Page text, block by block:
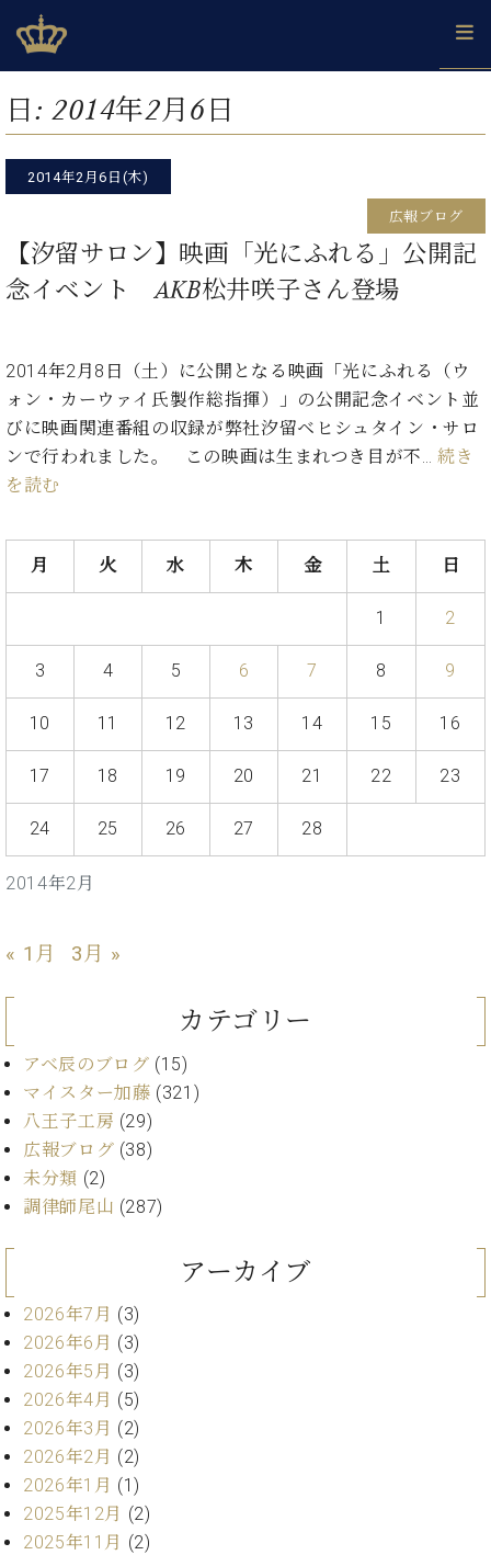
to
content
ベヒシュタインジャパン公式サイト
BECHSTEIN JAPAN Official Site
タ
ロ
グ
ベ
ヒ
ュ
イ
ン
ト /
C.
ュ
デ
ス
ベ
ヒ
タ
ン
ー
ト
/
C.
ベ
イ
ン
レ
ジ
デ
ン
ス
C.
ベ
示
ノ
技
術
ベ
ヒ
シ
イ
ン
の
ン
ド
ピ
を
る
こ
と
音
と
タ
チ
ベ
ヒ
シ
イ
ン
の
取
り
組
み
製
造
番
号
ベ
密
ド
イ
ツ
器
ベ
ヒ
タ
イ
ン
ブ
ヒ
リ
楽
達
の
声
シ
ン
音
色
ベ
ヒ
イ
を
弾
く
前
に
ベ
ヒ
ニ
ー
ベ
メ
ル
マ
員
登
録
内
各
店
舗
お
せ
(入
荷
情
等)
プ
レ
ス
ー
せ・
メ
デ
ィ
ア
情
報)
ン
ペ
ー
ン
コ
ン
ー
ト
デ
ラ
ー・
取
扱
舗・
サ
ロ
ン・
調
シ
イ
ン
で、
し
た
い！
び
た
録
は、
近
く
の
直
舗
オンライン試弾
メルマガ登録
趣
味
か
ら
学
ぶ
方
ま
大
歓
迎。
ベヒ
シュ
会
社
企
業
情
採
用
ベ
ヒ
ュ
タ
ン・
ベ
イ
ン・
ジ
ン
日: 2014年2月6日
2014年2月6日(木)
広報ブログ
【汐留サロン】映画「光にふれる」公開記
念イベント AKB松井咲子さん登場
2014年2月8日（土）に公開となる映画「光にふれる（ウ
ォン・カーウァイ氏製作総指揮）」の公開記念イベント並
びに映画関連番組の収録が弊社汐留ベヒシュタイン・サロ
ンで行われました。 この映画は生まれつき目が不…続き
を読む
2014年2月
月 火 水 木 金 土 日
1 2
3 4 5 6 7 8 9
10 11 12 13 14 15 16
17 18 19 20 21 22 23
24 25 26 27 28
« 1月 3月 »
カテゴリー
アベ辰のブログ (15)
マイスター加藤 (321)
八王子工房 (29)
広報ブログ (38)
未分類 (2)
調律師尾山 (287)
アーカイブ
2026年7月 (3)
2026年6月 (3)
2026年5月 (3)
2026年4月 (5)
2026年3月 (2)
2026年2月 (2)
2026年1月 (1)
2025年12月 (2)
2025年11月 (2)